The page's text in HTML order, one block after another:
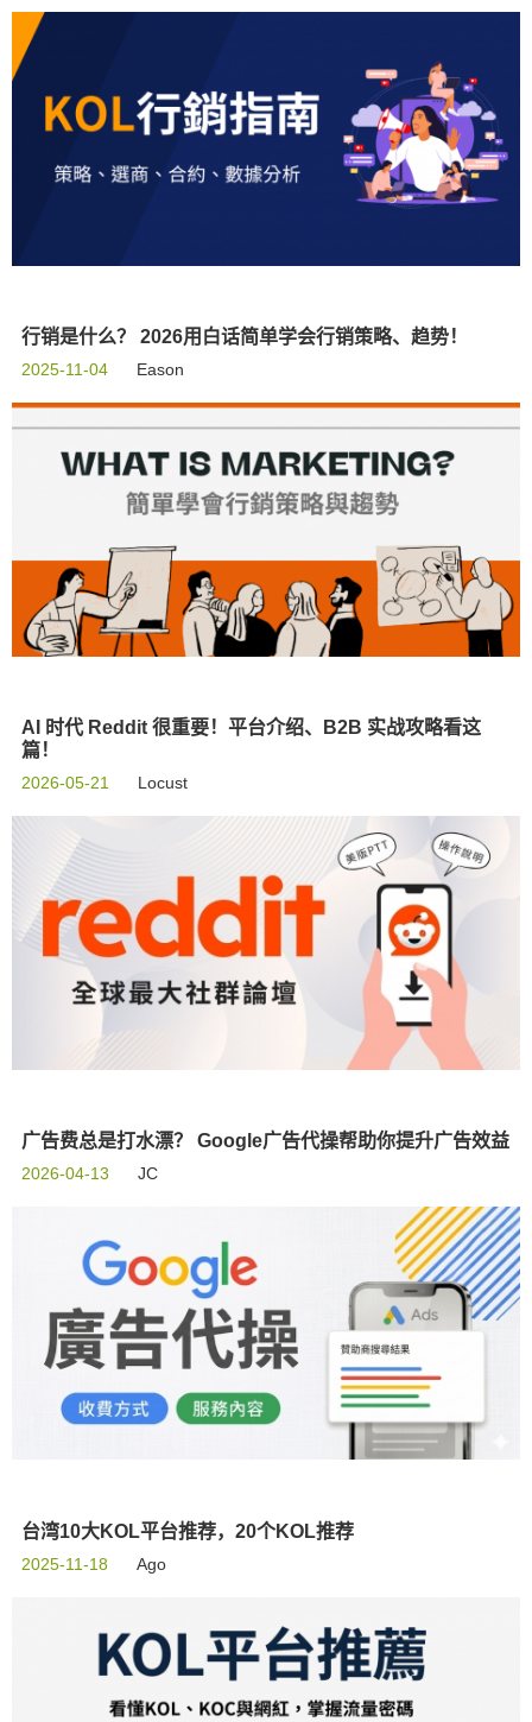
行销是什么？ 2026用白话简单学会行销策略、趋势！
2025-11-04 Eason
AI 时代 Reddit 很重要！平台介绍、B2B 实战攻略看这
篇！
2026-05-21 Locust
广告费总是打水漂？ Google广告代操帮助你提升广告效益
2026-04-13 JC
台湾10大KOL平台推荐，20个KOL推荐
2025-11-18 Ago